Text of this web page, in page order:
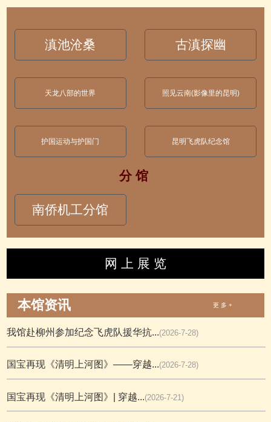
滇池沧桑 古滇探幽
天龙八部的世界 照见云南(影像里的昆明)
护国运动与护国门 昆明飞虎队纪念馆
分 馆
南侨机工分馆
网 上 展 览
本馆资讯 更 多 +
我馆赴柳州参加纪念飞虎队援华抗...(2026-7-28)
国宝再现《清明上河图》——穿越...(2026-7-28)
国宝再现《清明上河图》| 穿越...(2026-7-21)